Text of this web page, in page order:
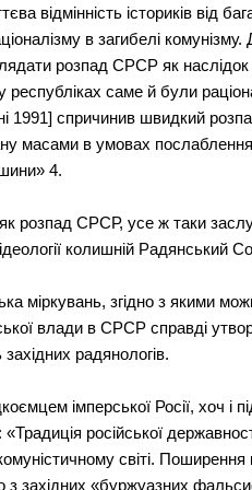
відмінність істориків від
в загибелі
розпад СРСР як наслідок
республіках саме й були
1991] спричинив швидкий
масами в умовах послаблення
4.
розпад СРСР, усе ж таки
колишній
міркувань, згідно з
влади в СРСР справді
радянологів.
імперської Росії, хоч і
«Традиція російської
світі.
західних «буржуазних